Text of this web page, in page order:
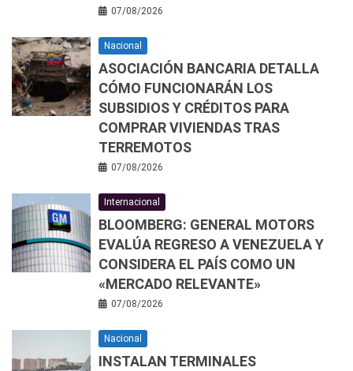
07/08/2026
Nacional
ASOCIACIÓN BANCARIA DETALLA
CÓMO FUNCIONARÁN LOS
SUBSIDIOS Y CRÉDITOS PARA
COMPRAR VIVIENDAS TRAS
TERREMOTOS
07/08/2026
Internacional
BLOOMBERG: GENERAL MOTORS
EVALÚA REGRESO A VENEZUELA Y
CONSIDERA EL PAÍS COMO UN
«MERCADO RELEVANTE»
07/08/2026
Nacional
INSTALAN TERMINALES